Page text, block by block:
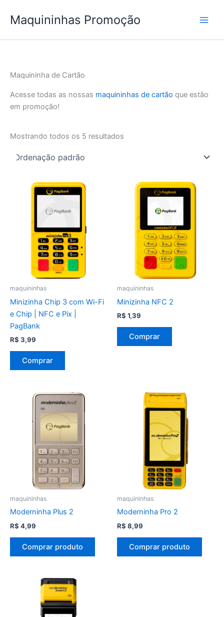
para
conteúdo
Maquininhas Promoção
Maquininha de Cartão
Acesse todas as nossas maquininhas de cartão que estão
em promoção!
Mostrando todos os 5 resultados
maquininhas
Minizinha Chip 3 com Wi-Fi
e Chip | NFC e Pix |
PagBank
R$ 3,99
Comprar
maquininhas
Minizinha NFC 2
R$ 1,39
Comprar
maquininhas
Moderninha Plus 2
R$ 4,99
Comprar produto
maquininhas
Moderninha Pro 2
R$ 8,99
Comprar produto